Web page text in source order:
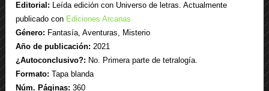
Editorial: Leída edición con Universo de letras. Actualmente
publicado con Ediciones Arcanas
Género: Fantasía, Aventuras, Misterio
Año de publicación: 2021
¿Autoconclusivo?: No. Primera parte de tetralogía.
Formato: Tapa blanda
Núm. Páginas: 360